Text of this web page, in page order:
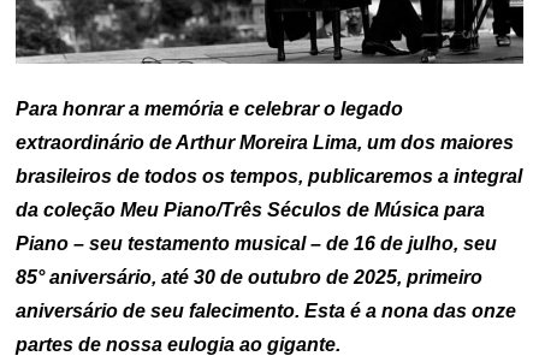
Para honrar a memória e celebrar o legado
extraordinário de Arthur Moreira Lima, um dos maiores
brasileiros de todos os tempos, publicaremos a integral
da coleção Meu Piano/Três Séculos de Música para
Piano – seu testamento musical – de 16 de julho, seu
85° aniversário, até 30 de outubro de 2025, primeiro
aniversário de seu falecimento. Esta é a nona das onze
partes de nossa eulogia ao gigante.